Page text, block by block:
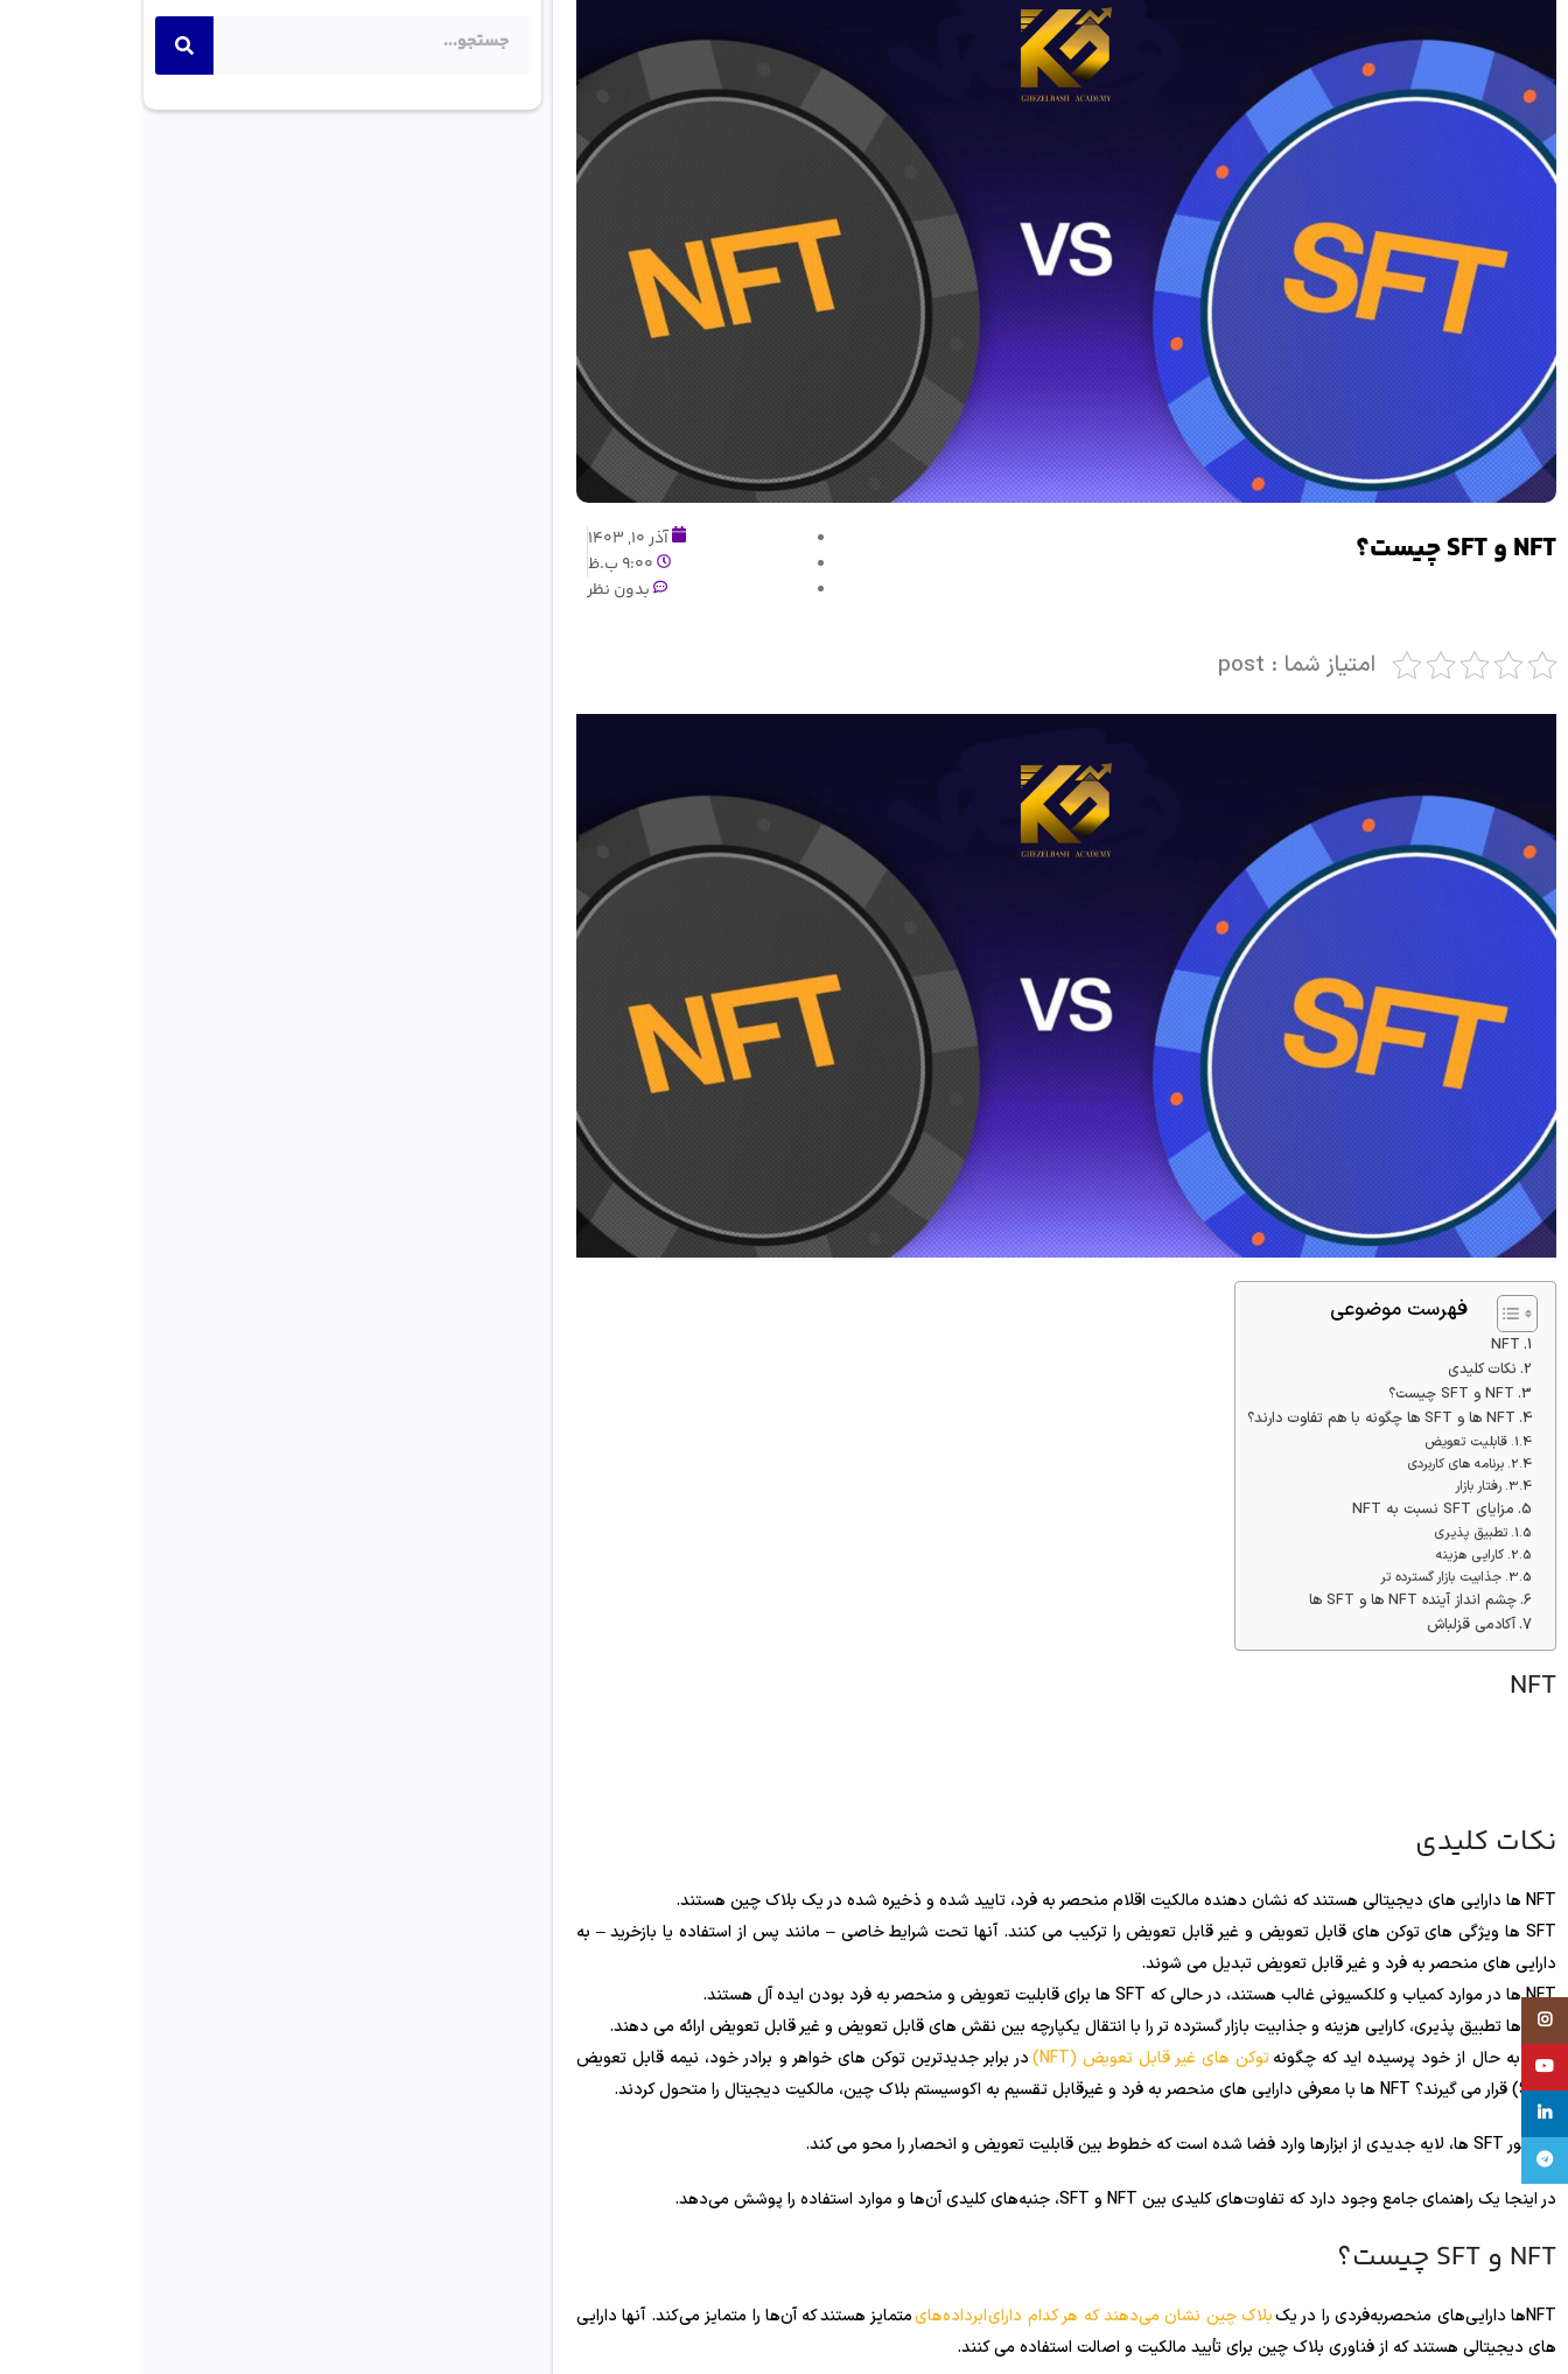
NFT و SFT چیست؟
آذر 10, 1403
9:00 ب.ظ
بدون نظر
امتیاز شما : post
فهرست موضوعی
NFT
نکات کلیدی
NFT و SFT چیست؟
NFT ها و SFT ها چگونه با هم تفاوت دارند؟
قابلیت تعویض
برنامه های کاربردی
رفتار بازار
مزایای SFT نسبت به NFT
تطبیق پذیری
کارایی هزینه
جذابیت بازار گسترده تر
چشم انداز آینده NFT ها و SFT ها
آکادمی قزلباش
NFT
نکات کلیدی
NFT ها دارایی های دیجیتالی هستند که نشان دهنده مالکیت اقلام منحصر به فرد، تایید شده و ذخیره شده در یک بلاک چین هستند.
SFT ها ویژگی های توکن های قابل تعویض و غیر قابل تعویض را ترکیب می کنند. آنها تحت شرایط خاصی – مانند پس از استفاده یا بازخرید – به
دارایی های منحصر به فرد و غیر قابل تعویض تبدیل می شوند.
NFT ها در موارد کمیاب و کلکسیونی غالب هستند، در حالی که SFT ها برای قابلیت تعویض و منحصر به فرد بودن ایده آل هستند.
SFT ها تطبیق پذیری، کارایی هزینه و جذابیت بازار گسترده تر را با انتقال یکپارچه بین نقش های قابل تعویض و غیر قابل تعویض ارائه می دهند.
آیا تا به حال از خود پرسیده اید که چگونهتوکن های غیر قابل تعویض (NFT)
در برابر جدیدترین توکن های خواهر و برادر خود، نیمه قابل تعویض
(SFT) قرار می گیرند؟ NFT ها با معرفی دارایی های منحصر به فرد و غیرقابل تقسیم به اکوسیستم بلاک چین، مالکیت دیجیتال را متحول کردند.
با ظهور SFT ها، لایه جدیدی از ابزارها وارد فضا شده است که خطوط بین قابلیت تعویض و انحصار را محو می کند.
در اینجا یک راهنمای جامع وجود دارد که تفاوت‌های کلیدی بین NFT و SFT، جنبه‌های کلیدی آن‌ها و موارد استفاده را پوشش می‌دهد.
NFT و SFT چیست؟
NFTها دارایی‌های منحصربه‌فردی را در یک بلاک چین نشان می‌دهند که هر کدام دارایابرداده‌هایمتمایز هستند که آن‌ها را متمایز می‌کند. آنها دارایی
های دیجیتالی هستند که از فناوری بلاک چین برای تأیید مالکیت و اصالت استفاده می کنند.
Instagram
YouTube
تلگرام